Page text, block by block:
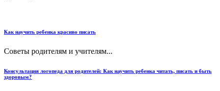
Как научить ребенка красиво писать
Советы родителям и учителям...
Консультация логопеда для родителей: Как научить ребенка читать, писать и быть
здоровым?